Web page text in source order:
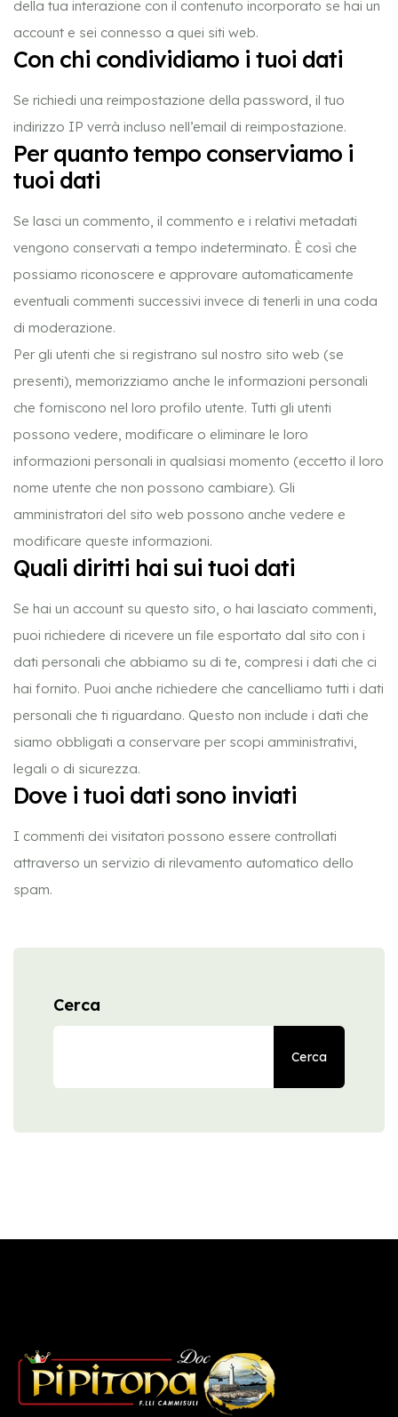
della tua interazione con il contenuto incorporato se hai un
account e sei connesso a quei siti web.
Con chi condividiamo i tuoi dati
Se richiedi una reimpostazione della password, il tuo
indirizzo IP verrà incluso nell’email di reimpostazione.
Per quanto tempo conserviamo i
tuoi dati
Se lasci un commento, il commento e i relativi metadati
vengono conservati a tempo indeterminato. È così che
possiamo riconoscere e approvare automaticamente
eventuali commenti successivi invece di tenerli in una coda
di moderazione.
Per gli utenti che si registrano sul nostro sito web (se
presenti), memorizziamo anche le informazioni personali
che forniscono nel loro profilo utente. Tutti gli utenti
possono vedere, modificare o eliminare le loro
informazioni personali in qualsiasi momento (eccetto il loro
nome utente che non possono cambiare). Gli
amministratori del sito web possono anche vedere e
modificare queste informazioni.
Quali diritti hai sui tuoi dati
Se hai un account su questo sito, o hai lasciato commenti,
puoi richiedere di ricevere un file esportato dal sito con i
dati personali che abbiamo su di te, compresi i dati che ci
hai fornito. Puoi anche richiedere che cancelliamo tutti i dati
personali che ti riguardano. Questo non include i dati che
siamo obbligati a conservare per scopi amministrativi,
legali o di sicurezza.
Dove i tuoi dati sono inviati
I commenti dei visitatori possono essere controllati
attraverso un servizio di rilevamento automatico dello
spam.
Cerca
Cerca